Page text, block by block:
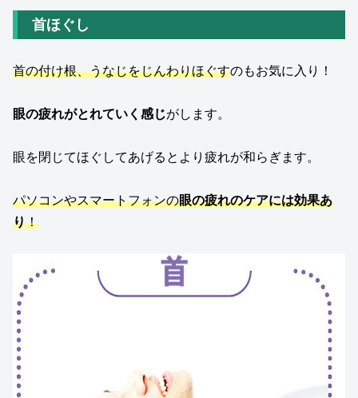
首ほぐし
首の付け根、うなじをじんわりほぐすのもお気に入り！
眼の疲れがとれていく感じがします。
眼を閉じてほぐしてあげるとより疲れが和らぎます。
パソコンやスマートフォンの眼の疲れのケアには効果あ
り！